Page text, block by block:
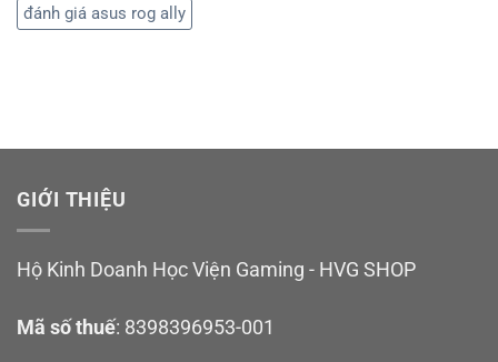
đánh giá asus rog ally
GIỚI THIỆU
Hộ Kinh Doanh Học Viện Gaming - HVG SHOP
Mã số thuế: 8398396953-001